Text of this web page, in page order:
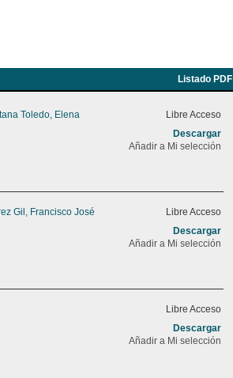
Listado PDF
Toledo, Elena
Libre Acceso
Descargar
Añadir a Mi selección
Gil, Francisco José
Libre Acceso
Descargar
Añadir a Mi selección
Libre Acceso
Descargar
Añadir a Mi selección